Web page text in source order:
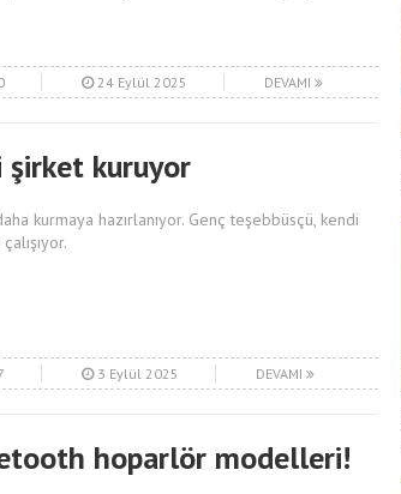
24 Eylül 2025 DEVAMI
şirket kuruyor
kurmaya hazırlanıyor. Genç teşebbüsçü, kendi
3 Eylül 2025 DEVAMI
hoparlör modelleri!